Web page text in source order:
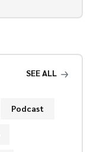
SEE ALL
Podcast